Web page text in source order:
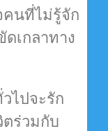
คนที่ไม่รู้จัก
เกลาทาง
ไปจะรัก
ตร่วมกับ